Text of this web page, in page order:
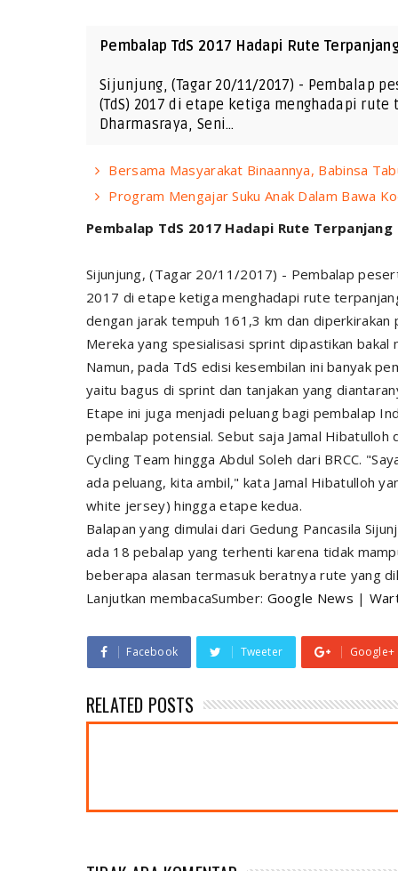
Pembalap TdS 2017 Hadapi Rute
Sijunjung, (Tagar 20/11/2017) - Pembalap
(TdS) 2017 di etape ketiga menghadapi
Dharmasraya, Seni…
Bersama Masyarakat Binaannya, Babinsa
Program Mengajar Suku Anak Dalam Bawa
Pembalap TdS 2017 Hadapi Rute Terpanjang
Sijunjung, (Tagar 20/11/2017) - Pembalap
2017 di etape ketiga menghadapi rute
dengan jarak tempuh 161,3 km dan diperkirakan
Mereka yang spesialisasi sprint dipastikan bakal
Namun, pada TdS edisi kesembilan ini banyak
yaitu bagus di sprint dan tanjakan yang
Etape ini juga menjadi peluang bagi pembalap
pembalap potensial. Sebut saja Jamal Hibatulloh
Cycling Team hingga Abdul Soleh dari BRCC.
ada peluang, kita ambil," kata Jamal Hibatulloh
white jersey) hingga etape kedua.
Balapan yang dimulai dari Gedung Pancasila
ada 18 pebalap yang terhenti karena tidak
beberapa alasan termasuk beratnya rute yang
Lanjutkan membacaSumber: Google News |
Facebook Tweeter Google+
RELATED POSTS